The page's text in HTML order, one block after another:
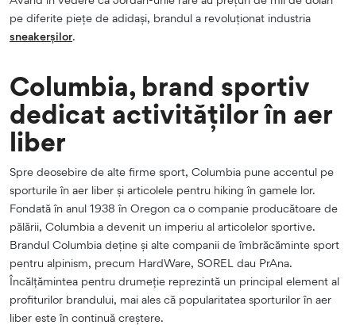
pe diferite piețe de adidași, brandul a revoluționat industria
sneakerșilor.
Columbia, brand sportiv
dedicat activităților în aer
liber
Spre deosebire de alte firme sport, Columbia pune accentul pe
sporturile în aer liber și articolele pentru hiking în gamele lor.
Fondată în anul 1938 în Oregon ca o companie producătoare de
pălării, Columbia a devenit un imperiu al articolelor sportive.
Brandul Columbia deține și alte companii de îmbrăcăminte sport
pentru alpinism, precum HardWare, SOREL dau PrAna.
Încălțămintea pentru drumeție reprezintă un principal element al
profiturilor brandului, mai ales că popularitatea sporturilor în aer
liber este în continuă creștere.